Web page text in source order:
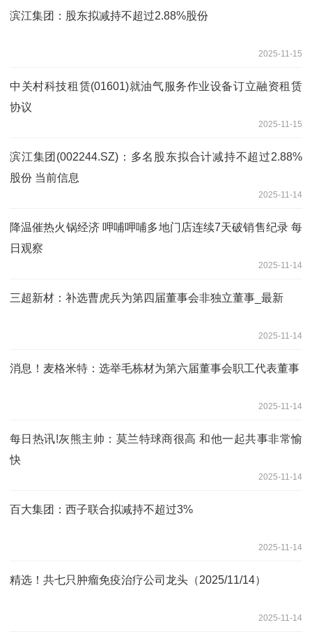
滨江集团：股东拟减持不超过2.88%股份
2025-11-15
中关村科技租赁(01601)就油气服务作业设备订立融资租赁
协议
2025-11-15
滨江集团(002244.SZ)：多名股东拟合计减持不超过2.88%
股份 当前信息
2025-11-14
降温催热火锅经济 呷哺呷哺多地门店连续7天破销售纪录 每
日观察
2025-11-14
三超新材：补选曹虎兵为第四届董事会非独立董事_最新
2025-11-14
消息！麦格米特：选举毛栋材为第六届董事会职工代表董事
2025-11-14
每日热讯!灰熊主帅：莫兰特球商很高 和他一起共事非常愉
快
2025-11-14
百大集团：西子联合拟减持不超过3%
2025-11-14
精选！共七只肿瘤免疫治疗公司龙头（2025/11/14）
2025-11-14